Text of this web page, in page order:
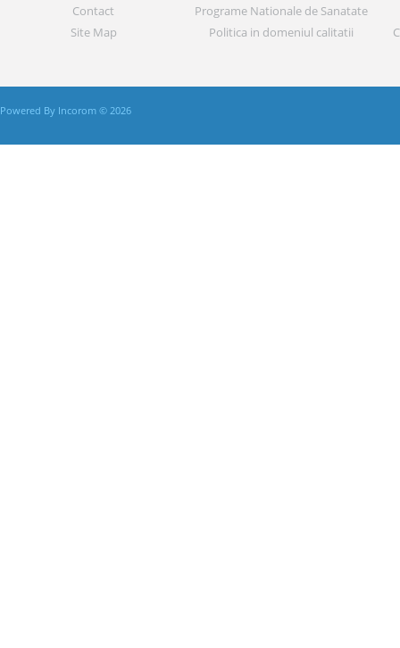
Contact
Site Map
Programe Nationale de Sanatate
Politica in domeniul calitatii
Powered By Incorom © 2026